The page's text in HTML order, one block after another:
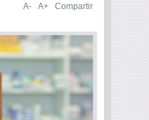
A- A+ Compartir